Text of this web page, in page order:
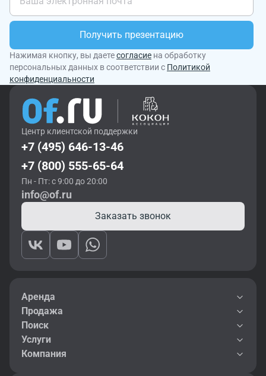
Получить презентацию
Нажимая кнопку, вы даетесогласие на обработку
персональных данных в соответствии с Политикой
конфиденциальности
Центр клиентской поддержки
+7 (495) 646-13-46
+7 (800) 555-65-64
Пн - Пт: с 9:00 до 20:00
info@of.ru
Заказать звонок
Аренда
Продажа
Поиск
Услуги
Компания